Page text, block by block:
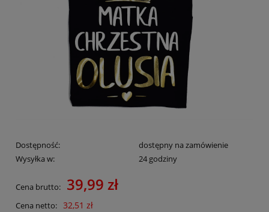
Dostępność:
dostępny na zamówienie
Wysyłka w:
24 godziny
Cena brutto: 39,99 zł
Cena netto: 32,51 zł